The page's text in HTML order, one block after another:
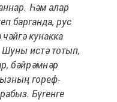
Һәм алар
барганда, рус
кунакка
Шуны истә тотып,
бәйрәмнәр
гореф-
Бүгенге